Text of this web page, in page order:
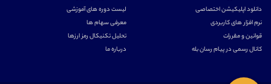
دانلود اپلیکیشن اختصاصی
نرم افزار های کاربردی
قوانین و مقررات
کانال رسمی در پیام رسان بله
لیست دوره های آموزشی
معرفی سهام ها
تحلیل تکنیکال رمز ارزها
درباره ما